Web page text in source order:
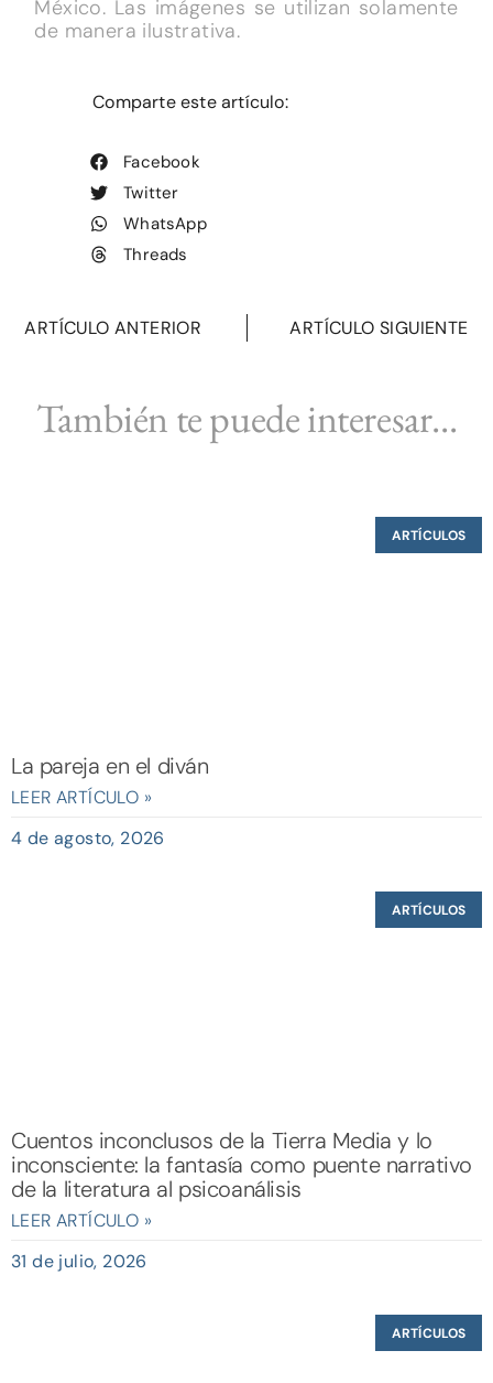
México. Las imágenes se utilizan solamente
de manera ilustrativa.
Comparte este artículo:
Facebook
Twitter
WhatsApp
Threads
ARTÍCULO ANTERIOR ARTÍCULO SIGUIENTE
También te puede interesar...
ARTÍCULOS
La pareja en el diván
LEER ARTÍCULO »
4 de agosto, 2026
ARTÍCULOS
Cuentos inconclusos de la Tierra Media y lo
inconsciente: la fantasía como puente narrativo
de la literatura al psicoanálisis
LEER ARTÍCULO »
31 de julio, 2026
ARTÍCULOS